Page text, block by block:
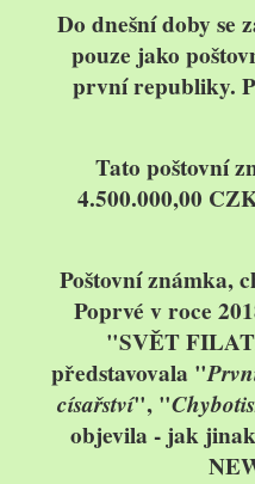
Do dnešní doby se
pouze jako
první republiky.
Tato poštovní
4.500.000,00
Poštovní známka,
Poprvé v roce
"SVĚT
představovala "
císařství", "
objevila - jak